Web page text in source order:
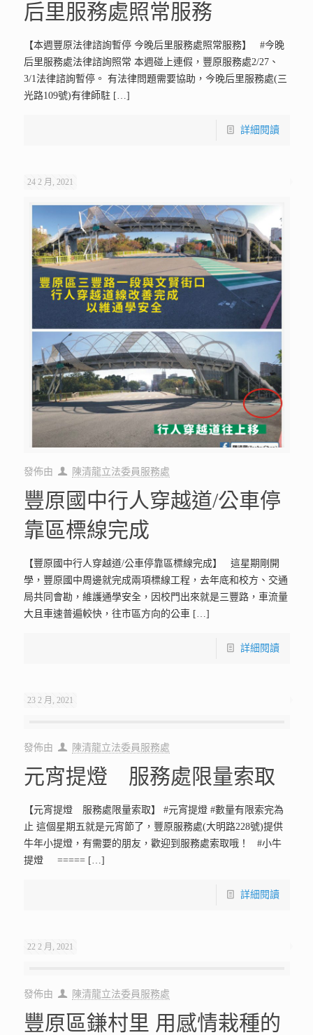
后里服務處照常服務
【本週豐原法律諮詢暫停 今晚后里服務處照常服務】 #今晚
后里服務處法律諮詢照常 本週碰上連假，豐原服務處2/27、
3/1法律諮詢暫停。 有法律問題需要協助，今晚后里服務處(三
光路109號)有律師駐[…]
詳細閱讀
24 2 月, 2021
發佈由 陳清龍立法委員服務處
豐原國中行人穿越道/公車停
靠區標線完成
【豐原國中行人穿越道/公車停靠區標線完成】 這星期剛開
學，豐原國中周邊就完成兩項標線工程，去年底和校方、交通
局共同會勘，維護通學安全，因校門出來就是三豐路，車流量
大且車速普遍較快，往市區方向的公車 […]
詳細閱讀
23 2 月, 2021
發佈由 陳清龍立法委員服務處
元宵提燈 服務處限量索取
【元宵提燈 服務處限量索取】 #元宵提燈 #數量有限索完為
止 這個星期五就是元宵節了，豐原服務處(大明路228號)提供
牛年小提燈，有需要的朋友，歡迎到服務處索取哦！ #小牛
提燈 =====[…]
詳細閱讀
22 2 月, 2021
發佈由 陳清龍立法委員服務處
豐原區鎌村里 用感情栽種的